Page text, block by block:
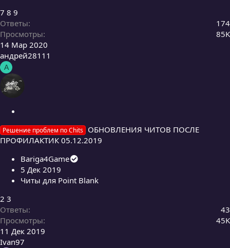
7 8 9
Ответы
174
Просмотры
85K
14 Мар 2020
андрей28111
А
к
р
т
а
Решение проблем по Chits ОБНОВЛЕНИЯ ЧИТОВ ПОСЛЕ
ПРОФИЛАКТИК 05.12.2019
Bariga4Game
5 Дек 2019
Читы для Point Blank
2 3
Ответы
43
Просмотры
45K
11 Дек 2019
Ivan97